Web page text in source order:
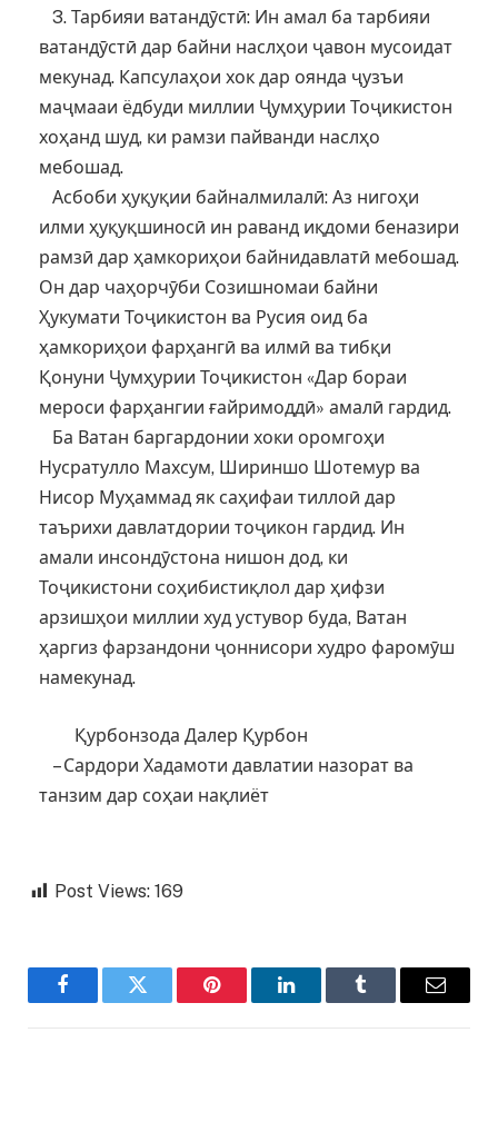
3. Тарбияи ватандӯстӣ: Ин амал ба тарбияи
ватандӯстӣ дар байни наслҳои ҷавон мусоидат
мекунад. Капсулаҳои хок дар оянда ҷузъи
маҷмааи ёдбуди миллии Ҷумҳурии Тоҷикистон
хоҳанд шуд, ки рамзи пайванди наслҳо
мебошад.
Асбоби ҳуқуқии байналмилалӣ: Аз нигоҳи
илми ҳуқуқшиносӣ ин раванд иқдоми беназири
рамзӣ дар ҳамкориҳои байнидавлатӣ мебошад.
Он дар чаҳорчӯби Созишномаи байни
Ҳукумати Тоҷикистон ва Русия оид ба
ҳамкориҳои фарҳангӣ ва илмӣ ва тибқи
Қонуни Ҷумҳурии Тоҷикистон «Дар бораи
мероси фарҳангии ғайримоддӣ» амалӣ гардид.
Ба Ватан баргардонии хоки оромгоҳи
Нусратулло Махсум, Шириншо Шотемур ва
Нисор Муҳаммад як саҳифаи тиллоӣ дар
таърихи давлатдории тоҷикон гардид. Ин
амали инсондӯстона нишон дод, ки
Тоҷикистони соҳибистиқлол дар ҳифзи
арзишҳои миллии худ устувор буда, Ватан
ҳаргиз фарзандони ҷоннисори худро фаромӯш
намекунад.
Қурбонзода Далер Қурбон
– Сардори Хадамоти давлатии назорат ва
танзим дар соҳаи нақлиёт
Post Views: 169
FacebookTwitter Pinterest LinkedInTumblr Email